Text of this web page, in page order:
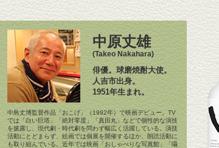
中原丈雄
(Takeo Nakahara)
俳優。球磨焼酎大使。
人吉市出身。
1951年生まれ。
中島丈博監督作品「おこげ」（1992年）で映画デビュー。TV
では「白い巨塔」「絶対零度」「真田丸」などで個性的な演技
を披露し、現代劇・時代劇を問わず幅広く活躍している。演技
活動にとどまらず、絵画では個展を開催するほか、朗読活動に
も取り組んでいる。近年では映画「おしゃべりな写真館」「囁